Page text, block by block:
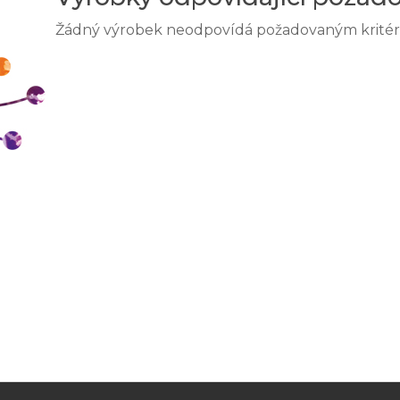
Žádný výrobek neodpovídá požadovaným